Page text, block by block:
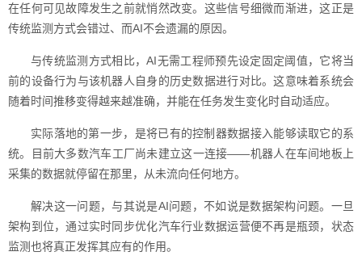
在任何可见故障发生之前就悄然改变。这些信号细微而渐进，这正是
传统监测方式会错过、而AI不会遗漏的原因。
与传统监测方式相比，AI无需工程师预先设定固定阈值，它将当
前的设备行为与该机器人自身的历史数据进行对比。这意味着系统会
随着时间推移变得越来越准确，并能在任务发生变化时自动适应。
实际落地的第一步，是将已有的控制器数据接入能够读取它的系
统。目前大多数汽车工厂尚未建立这一连接——机器人在车间地板上
采集的数据就停留在那里，从未流向任何地方。
解决这一问题，与其说是AI问题，不如说是数据架构问题。一旦
架构到位，通过实时同步优化汽车行业数据运营便不再是瓶颈，状态
监测也将真正发挥其应有的作用。